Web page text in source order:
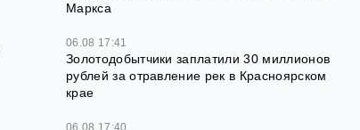
Маркса
06.08 17:41
Золотодобытчики заплатили 30 миллионов
рублей за отравление рек в Красноярском
крае